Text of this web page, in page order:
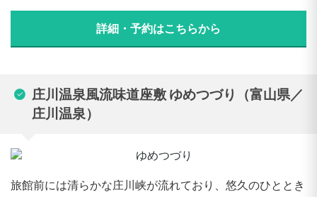
詳細・予約はこちらから
庄川温泉風流味道座敷 ゆめつづり（富山県／
庄川温泉）
旅館前には清らかな庄川峡が流れており、悠久のひととき